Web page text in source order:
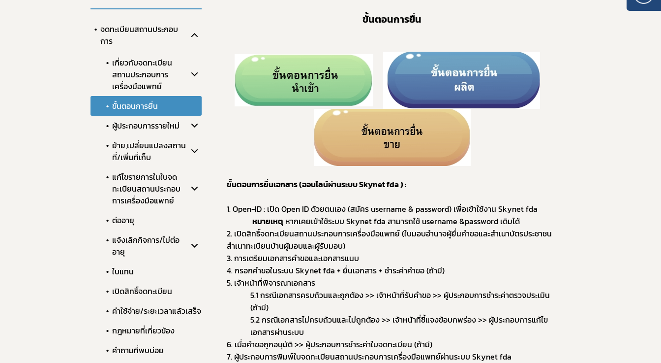
จดทะเบียนสถานประกอบ
การ
เกี่ยวกับจดทะเบียน
สถานประกอบการ
เครื่องมือแพทย์
ขั้นตอนการยื่น
ผู้ประกอบการรายใหม่
ย้าย,เปลี่ยนแปลงสถาน
ที่/เพิ่มที่เก็บ
แก้ไขรายการในใบจด
ทะเบียนสถานประกอบ
การเครื่องมือแพทย์
ต่ออายุ
แจ้งเลิกกิจการ/ไม่ต่อ
อายุ
ใบแทน
เปิดสิทธิ์จดทะเบียน
ค่าใช้จ่าย/ระยะเวลาแล้วเสร็จ
กฎหมายที่เกี่ยวข้อง
คำถามที่พบบ่อย
ขั้นตอนการยื่น
ขั้นตอนการยื่นเอกสาร (ออนไลน์ผ่านระบบ Skynet fda ) :
1. Open-ID : เปิด Open ID ด้วยตนเอง (สมัคร username & password) เพื่อเข้าใช้งาน Skynet fda
หมายเหตุ หากเคยเข้าใช้ระบบ Skynet fda สามารถใช้ username &password เดิมได้
2. เปิดสิทธิ์จดทะเบียนสถานประกอบการเครื่องมือแพทย์ (ใบมอบอำนาจผู้ยื่นคำขอและสำเนาบัตรประชาชน
สำเนาทะเบียนบ้านผู้มอบและผู้รับมอบ)
3. การเตรียมเอกสารคำขอและเอกสารแนบ
4. กรอกคำขอในระบบ Skynet fda + ยื่นเอกสาร + ชำระค่าคำขอ (ถ้ามี)
5. เจ้าหน้าที่พิจารณาเอกสาร
5.1 กรณีเอกสารครบถ้วนและถูกต้อง >> เจ้าหน้าที่รับคำขอ >> ผู้ประกอบการชำระค่าตรวจประเมิน
(ถ้ามี)
5.2 กรณีเอกสารไม่ครบถ้วนและไม่ถูกต้อง >> เจ้าหน้าที่ชี้แจงข้อบกพร่อง >> ผู้ประกอบการแก้ไข
เอกสารผ่านระบบ
6. เมื่อคำขอถูกอนุมัติ >> ผู้ประกอบการชำระค่าใบจดทะเบียน (ถ้ามี)
7. ผู้ประกอบการพิมพ์ใบจดทะเบียนสถานประกอบการเครื่องมือแพทย์ผ่านระบบ Skynet fda
Subscribe
เลือกหัวข้อที่ท่านต้องการ Subscribe
ข่าวประชาสัมพันธ์